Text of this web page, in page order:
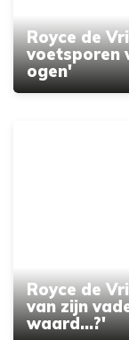
Royce de
voetsporen
ogen'
Royce de
van zijn
waard...?'